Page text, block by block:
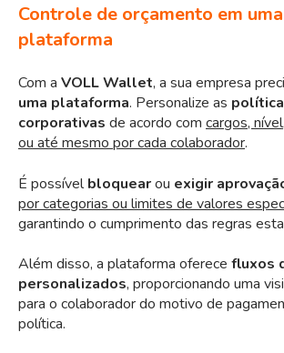
Controle de orçamento em
plataforma
Com a VOLL Wallet, a sua empresa
uma plataforma. Personalize as
corporativas de acordo com cargos,
ou até mesmo por cada colaborador.
É possívelbloquearou exigir
por categorias ou limites de valores
garantindo o cumprimento das regras
Além disso, a plataforma oferece fluxos
personalizados, proporcionando uma
para o colaborador do motivo de
política.